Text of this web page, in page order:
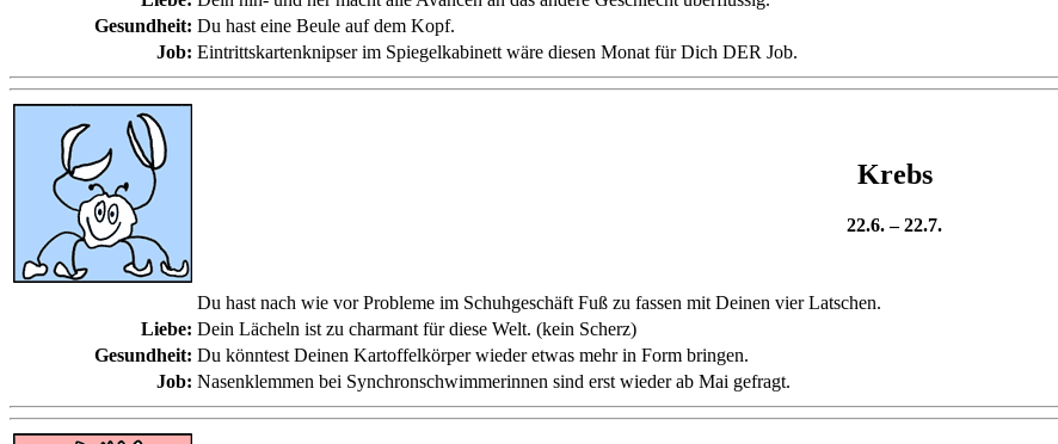
Gesundheit: Du hast eine Beule auf dem Kopf.
Job: Eintrittskartenknipser im Spiegelkabinett wäre diesen Monat für Dich DER Job.
Krebs
22.6. – 22.7.
Du hast nach wie vor Probleme im Schuhgeschäft Fuß zu fassen mit Deinen vier Latschen.
Liebe: Dein Lächeln ist zu charmant für diese Welt. (kein Scherz)
Gesundheit: Du könntest Deinen Kartoffelkörper wieder etwas mehr in Form bringen.
Job: Nasenklemmen bei Synchronschwimmerinnen sind erst wieder ab Mai gefragt.